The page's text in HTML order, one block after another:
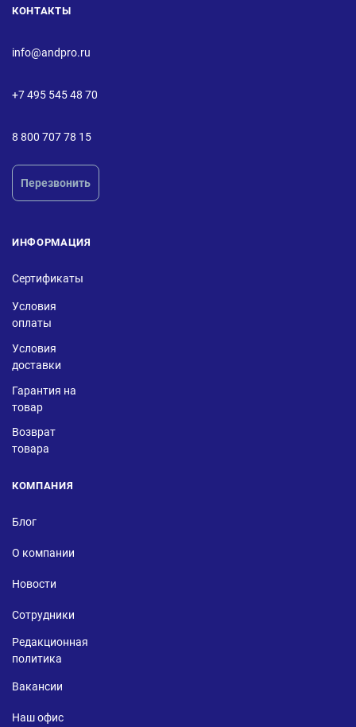
КОНТАКТЫ
info@andpro.ru
+7 495 545 48 70
8 800 707 78 15
Перезвонить
ИНФОРМАЦИЯ
Сертификаты
Условия
оплаты
Условия
доставки
Гарантия на
товар
Возврат
товара
КОМПАНИЯ
Блог
О компании
Новости
Сотрудники
Редакционная
политика
Вакансии
Наш офис